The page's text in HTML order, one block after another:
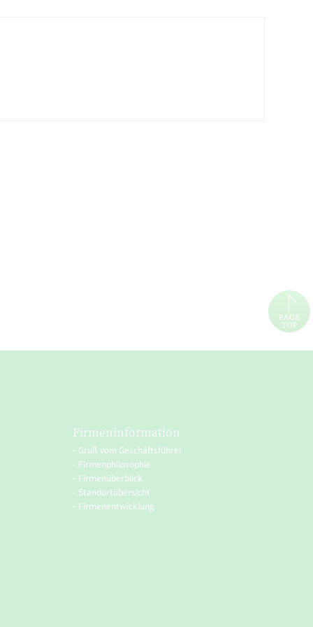
Firmeninformation
Gruß vom Geschäftsführer
Firmenphilosophie
Firmenüberblick
Standortübersicht
Firmenentwicklung